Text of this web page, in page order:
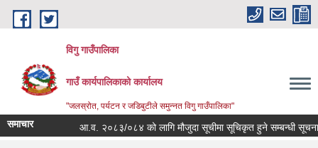
Skip to main content
विगु गाउँपालिका
गाउँ कार्यपालिकाको कार्यालय
"जलस्रोत, पर्यटन र जडिबुटीले समुन्नत विगु गाउँपालिका"
समाचार आ.व. २०८३/०८४ को लागि मौजुदा सूचीमा सूचिकृत हुने सम्बन्धी सूचना